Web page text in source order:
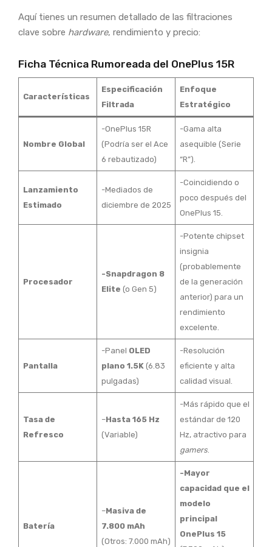
Aquí tienes un resumen detallado de las filtraciones
clave sobre hardware, rendimiento y precio:
Ficha Técnica Rumoreada del OnePlus 15R
Características
Especificación
Filtrada
Enfoque
Estratégico
Nombre Global
-OnePlus 15R
(Podría ser el Ace
6 rebautizado)
-Gama alta
asequible (Serie
“R”).
Lanzamiento
Estimado
-Mediados de
diciembre de 2025
-Coincidiendo o
poco después del
OnePlus 15.
Procesador
-Snapdragon 8
Elite (o Gen 5)
-Potente chipset
insignia
(probablemente
de la generación
anterior) para un
rendimiento
excelente.
Pantalla
-Panel OLED
plano 1.5K (6.83
pulgadas)
-Resolución
eficiente y alta
calidad visual.
Tasa de
Refresco
–Hasta 165 Hz
(Variable)
-Más rápido que el
estándar de 120
Hz, atractivo para
gamers.
Batería
–Masiva de
7.800 mAh
(Otros: 7.000 mAh)
-Mayor
capacidad que el
modelo
principal
OnePlus 15